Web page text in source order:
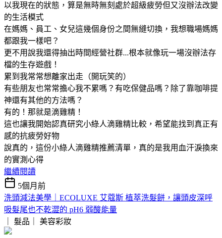
以我現在的狀態，算是無時無刻處於超級疲勞但又沒辦法改變
的生活模式
在媽媽、員工、女兒這幾個身份之間無縫切換，我想職場媽媽
都跟我一樣吧？
更不用說我還得抽出時間經營社群...根本就像玩一場沒辦法存
檔的生存遊戲！
累到我常常想離家出走（開玩笑的）
有些朋友也常常擔心我不累嗎？有吃保健品嗎？除了靠咖啡提
神還有其他的方法嗎？
有的！那就是滴雞精！
這也讓我開始認真研究小綠人滴雞精比較，希望能找到真正有
感的抗疲勞好物
說真的，這份小綠人滴雞精推薦清單，真的是我用血汗淚換來
的實測心得
繼續閱讀
5個月前
洗頭減法美學｜ECOLUXE 艾蔻斯 植萃洗髮餅，讓頭皮深呼
吸髮尾也不乾澀的 pH6 弱酸能量
｜ 髮品｜ 美容彩妝